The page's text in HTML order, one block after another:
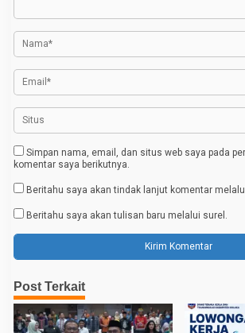
i
p
o
s
Simpan nama, email, dan situs web saya pada
komentar saya berikutnya.
Beritahu saya akan tindak lanjut komentar
Beritahu saya akan tulisan baru melalui surel.
Post Terkait